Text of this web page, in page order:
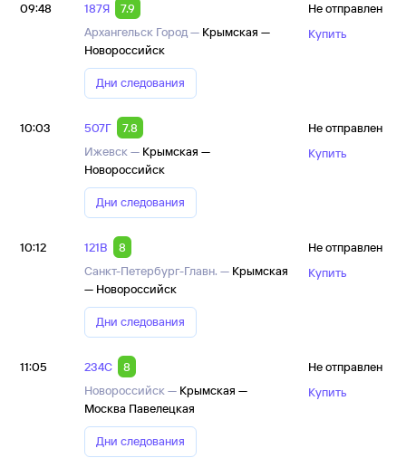
09:48 187Я
7.9
Архангельск Город — Крымская —
Новороссийск
Дни следования
Не отправлен
Купить
10:03 507Г
7.8
Ижевск — Крымская —
Новороссийск
Дни следования
Не отправлен
Купить
10:12 121В
8
Санкт-Петербург-Главн. — Крымская
— Новороссийск
Дни следования
Не отправлен
Купить
11:05 234С
8
Новороссийск — Крымская —
Москва Павелецкая
Дни следования
Не отправлен
Купить